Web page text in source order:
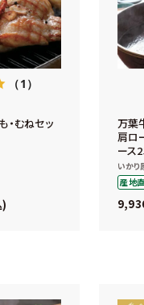
（1）
むねセッ
万葉
肩ロ
ース
いかり
産地